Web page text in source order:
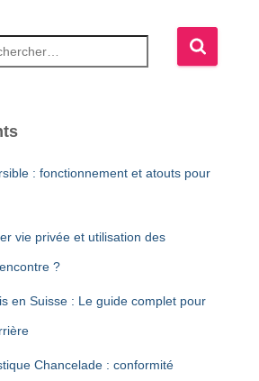
: fonctionnement et atouts pour
vie privée et utilisation des
?
en Suisse : Le guide complet pour
Chancelade : conformité